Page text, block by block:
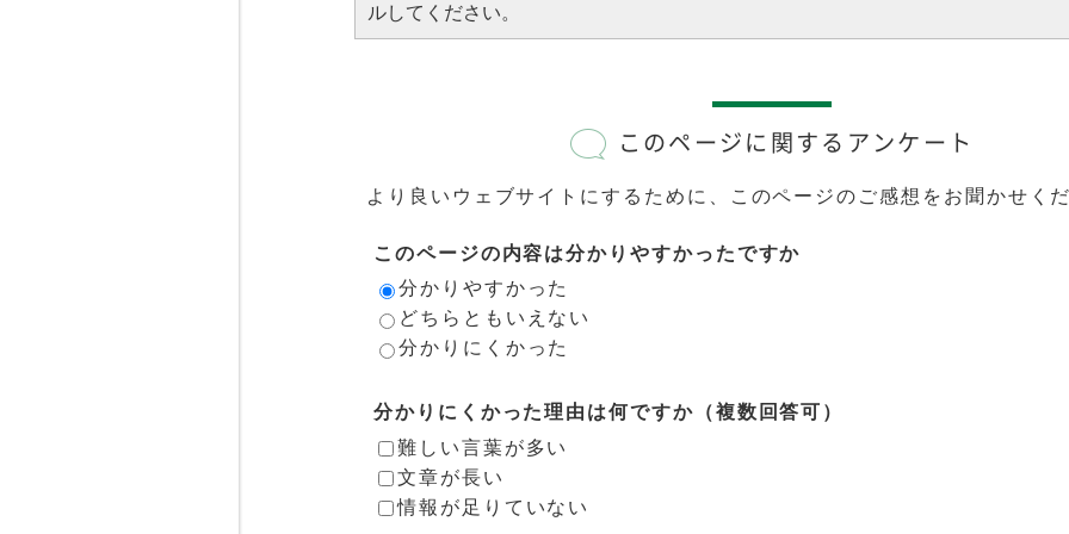
ルしてください。
このページに関するアンケート
より良いウェブサイトにするために、このページのご感想をお聞かせく
このページの内容は分かりやすかったですか
分かりやすかった
どちらともいえない
分かりにくかった
分かりにくかった理由は何ですか（複数回答可）
難しい言葉が多い
文章が長い
情報が足りていない